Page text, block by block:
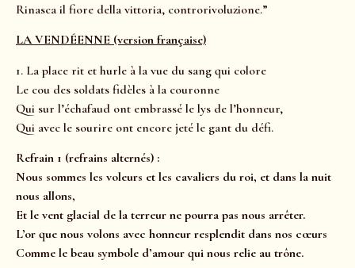
Rinasca il fiore della vittoria, controrivoluzione.”
LA VENDÉENNE (version française)
1. La place rit et hurle à la vue du sang qui colore
Le cou des soldats fidèles à la couronne
Qui sur l’échafaud ont embrassé le lys de l’honneur,
Qui avec le sourire ont encore jeté le gant du défi.
Refrain 1 (refrains alternés) :
Nous sommes les voleurs et les cavaliers du roi, et dans la nuit
nous allons,
Et le vent glacial de la terreur ne pourra pas nous arrêter.
L’or que nous volons avec honneur resplendit dans nos cœurs
Comme le beau symbole d’amour qui nous relie au trône.